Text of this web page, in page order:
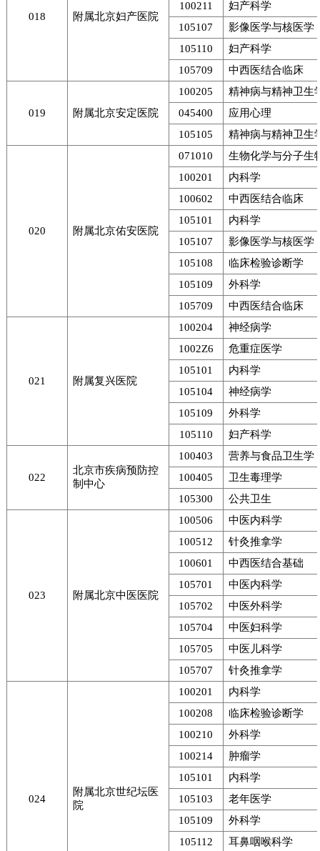
018 附属北京妇产医院
100211
妇产科学
105107
影像医学与核医学
105110
妇产科学
105709
中西医结合临床
019 附属北京安定医院
100205
精神病与精神卫生
045400
应用心理
105105
精神病与精神卫生
020 附属北京佑安医院
071010
生物化学与分子生
100201
内科学
100602
中西医结合临床
105101
内科学
105107
影像医学与核医学
105108
临床检验诊断学
105109
外科学
105709
中西医结合临床
021 附属复兴医院
100204
神经病学
1002Z6
危重症医学
105101
内科学
105104
神经病学
105109
外科学
105110
妇产科学
022
北京市疾病预防控
制中心
100403
营养与食品卫生学
100405
卫生毒理学
105300
公共卫生
023 附属北京中医医院
100506
中医内科学
100512
针灸推拿学
100601
中西医结合基础
105701
中医内科学
105702
中医外科学
105704
中医妇科学
105705
中医儿科学
105707
针灸推拿学
024
附属北京世纪坛医
院
100201
内科学
100208
临床检验诊断学
100210
外科学
100214
肿瘤学
105101
内科学
105103
老年医学
105109
外科学
105112
耳鼻咽喉科学